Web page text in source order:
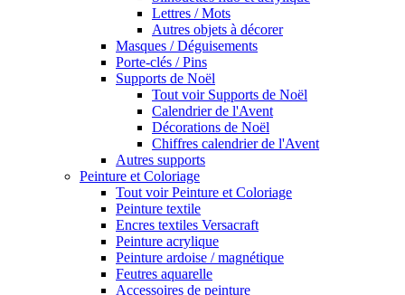
Lettres / Mots
Autres objets à décorer
Masques / Déguisements
Porte-clés / Pins
Supports de Noël
Tout voir Supports de Noël
Calendrier de l'Avent
Décorations de Noël
Chiffres calendrier de l'Avent
Autres supports
Peinture et Coloriage
Tout voir Peinture et Coloriage
Peinture textile
Encres textiles Versacraft
Peinture acrylique
Peinture ardoise / magnétique
Feutres aquarelle
Accessoires de peinture